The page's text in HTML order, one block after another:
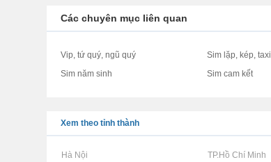
Các chuyên mục liên quan
Vip, tứ quý, ngũ quý Sim lặp, kép, taxi
Sim năm sinh
Sim cam kết
Xem theo tỉnh thành
Rao vặt tại Hà Nội Rao vặt tại TP.Hồ Chí Minh